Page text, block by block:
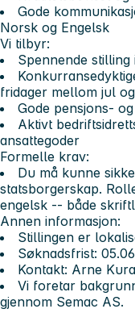
Gode
Norsk og Engelsk
Vi tilbyr:
Spennende stilling
fridager mellom jul
Gode pensjons-
Aktivt
ansattegoder
Formelle krav:
Du må kunne
statsborgerskap.
engelsk -- både
Annen informasjon:
Stillingen er
Søknadsfrist:
Kontakt: Arne
Vi foretar
gjennom Semac AS.